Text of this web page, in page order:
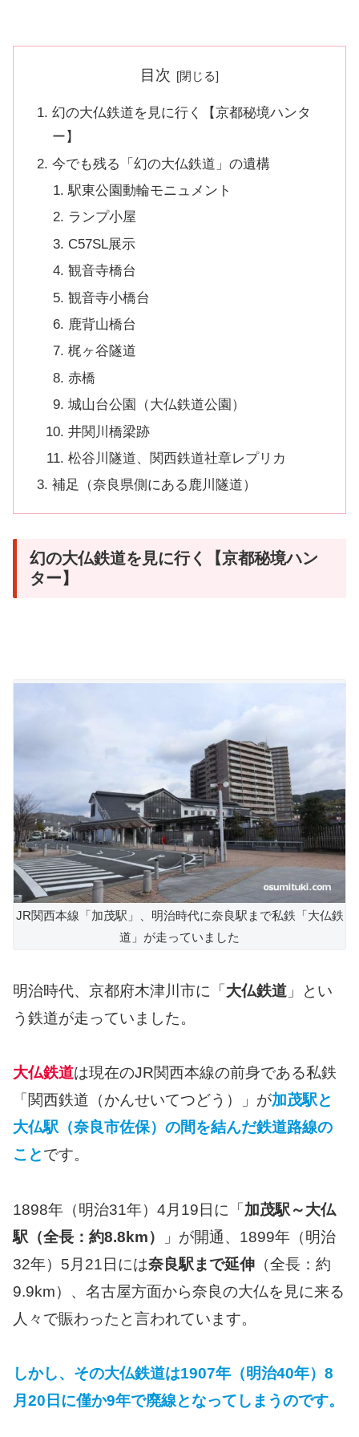
目次
幻の大仏鉄道を見に行く【京都秘境ハンタ
ー】
今でも残る「幻の大仏鉄道」の遺構
駅東公園動輪モニュメント
ランプ小屋
C57SL展示
観音寺橋台
観音寺小橋台
鹿背山橋台
梶ヶ谷隧道
赤橋
城山台公園（大仏鉄道公園）
井関川橋梁跡
松谷川隧道、関西鉄道社章レプリカ
補足（奈良県側にある鹿川隧道）
幻の大仏鉄道を見に行く【京都秘境ハン
ター】
JR関西本線「加茂駅」、明治時代に奈良駅まで私鉄「大仏鉄
道」が走っていました
明治時代、京都府木津川市に「 大仏鉄道 」とい
う鉄道が走っていました。
大仏鉄道は現在のJR関西本線の前身である私鉄
「関西鉄道（かんせいてつどう）」が加茂駅と
大仏駅（奈良市佐保）の間を結んだ鉄道路線の
ことです。
1898年（明治31年）4月19日に「加茂駅～大仏
駅（全長：約8.8km）
」が開通、1899年（明治
32年）5月21日には奈良駅まで延伸 （全長：約
9.9km）、名古屋方面から奈良の大仏を見に来る
人々で賑わったと言われています。
しかし、その大仏鉄道は1907年（明治40年）8
月20日に僅か9年で廃線となってしまうのです。